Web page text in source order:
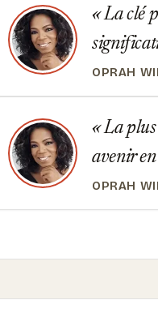
La clé
OPRAH
La plus
avenir
OPRAH